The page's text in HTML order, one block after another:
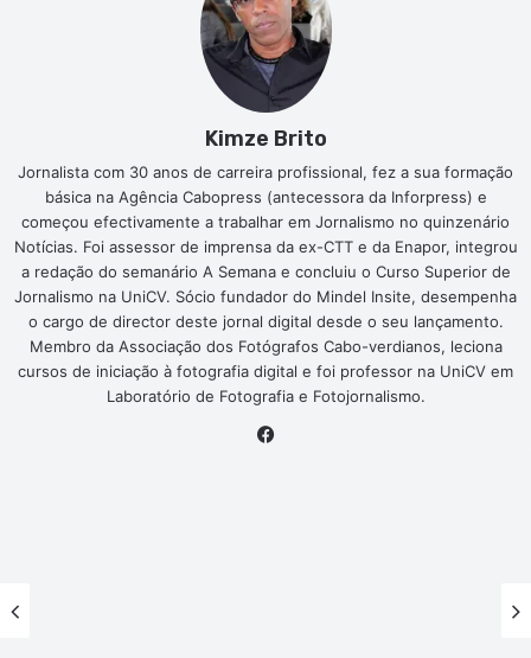
Kimze Brito
Jornalista com 30 anos de carreira profissional, fez a sua formação
básica na Agência Cabopress (antecessora da Inforpress) e
começou efectivamente a trabalhar em Jornalismo no quinzenário
Notícias. Foi assessor de imprensa da ex-CTT e da Enapor, integrou
a redação do semanário A Semana e concluiu o Curso Superior de
Jornalismo na UniCV. Sócio fundador do Mindel Insite, desempenha
o cargo de director deste jornal digital desde o seu lançamento.
Membro da Associação dos Fotógrafos Cabo-verdianos, leciona
cursos de iniciação à fotografia digital e foi professor na UniCV em
Laboratório de Fotografia e Fotojornalismo.